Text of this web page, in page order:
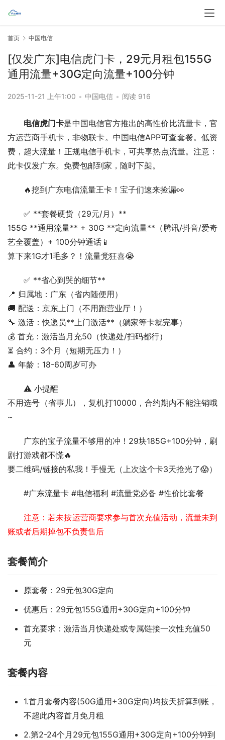
首页 中国电信
[仅发广东]电信虎门卡，29元月租包155G
通用流量+30G定向流量+100分钟
2025-11-21 上午1:00 • 中国电信 • 阅读 916
电信虎门卡是中国电信官方推出的高性价比流量卡，官
方运营商手机卡，非物联卡。中国电信APP可查套餐。低资
费，超大流量！正规电信手机卡，可共享热点流量。注意：
此卡仅发广东。免费包邮到家，随时下架。
🔥挖到广东电信流量王卡！宝子们速来捡漏👀
✅ **套餐硬货（29元/月）**
155G **通用流量** + 30G **定向流量**（腾讯/抖音/爱奇
艺全覆盖）+ 100分钟通话📱
算下来1G才1毛多？！流量党狂喜😭
✅ **省心到哭的细节**
📍 归属地：广东（省内随便用）
🚚 配送：京东上门（不用跑营业厅！）
🔧 激活：快递员**上门激活**（躺家等卡就完事）
💰 首充：激活当月充50（快递处/扫码都行）
⏳ 合约：3个月（短期无压力！）
👤 年龄：18-60周岁可办
⚠️ 小提醒
不用选号（省事儿），复机打10000，合约期内不能注销哦
~
广东的宝子流量不够用的冲！29块185G+100分钟，刷
剧打游戏都不慌🔥
要二维码/链接的私我！手慢无（上次这个卡3天抢光了😱）
#广东流量卡 #电信福利 #流量党必备 #性价比套餐
注意：若未按运营商要求参与首次充值活动，流量未到
账或者后期掉包不负责售后
套餐简介
原套餐：29元包30G定向
优惠后：29元包155G通用+30G定向+100分钟
首充要求：激活当月快递处或专属链接一次性充值50
元
套餐内容
1.首月套餐内容(50G通用+30G定向)均按天折算到账，
不超此内容首月免月租
2.第2-24个月29元包155G通用+30G定向+100分钟到